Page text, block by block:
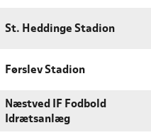
St. Heddinge Stadion
Førslev Stadion
Næstved IF Fodbold
Idrætsanlæg